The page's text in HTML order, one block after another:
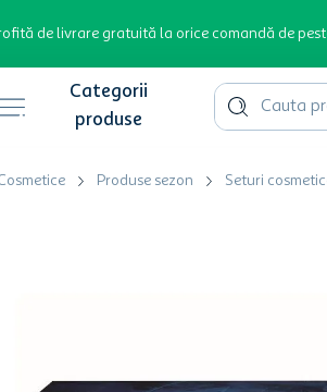
de livrare gratuită la orice comandă de
Cauta produse
Produse sezon Seturi